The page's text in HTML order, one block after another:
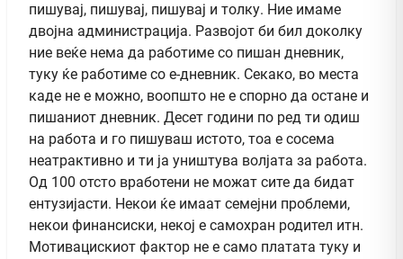
пишувај, пишувај, пишувај и толку. Ние имаме
двојна администрација. Развојот би бил доколку
ние веќе нема да работиме со пишан дневник,
туку ќе работиме со е-дневник. Секако, во места
каде не е можно, воопшто не е спорно да остане и
пишаниот дневник. Десет години по ред ти одиш
на работа и го пишуваш истото, тоа е сосема
неатрактивно и ти ја уништува волјата за работа.
Од 100 отсто вработени не можат сите да бидат
ентузијасти. Некои ќе имаат семејни проблеми,
некои финансиски, некој е самохран родител итн.
Мотивацискиот фактор не е само платата туку и